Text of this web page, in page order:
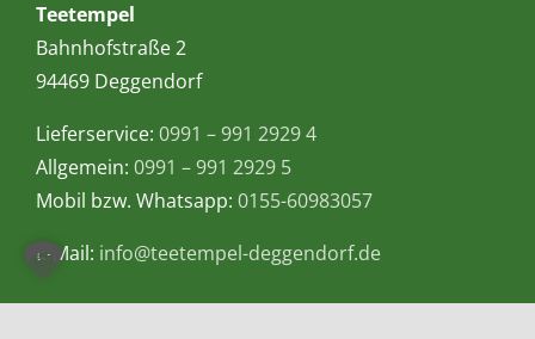
Teetempel
Bahnhofstraße 2
94469 Deggendorf
Lieferservice: 0991 – 991 2929 4
Allgemein: 0991 – 991 2929 5
Mobil bzw. Whatsapp: 0155-60983057
E-Mail: info@teetempel-deggendorf.de